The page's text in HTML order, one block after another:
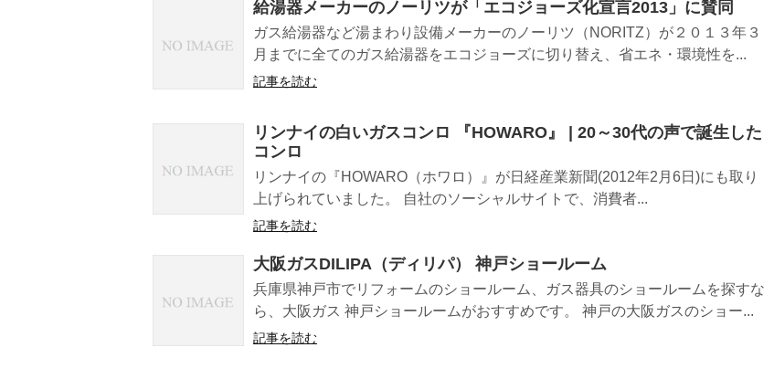
給湯器メーカーのノーリツが「エコジョーズ化宣言2013」に賛同
ガス給湯器など湯まわり設備メーカーのノーリツ（NORITZ）が２０１３年３
月までに全てのガス給湯器をエコジョーズに切り替え、省エネ・環境性を...
記事を読む
リンナイの白いガスコンロ 『HOWARO』 | 20～30代の声で誕生した
コンロ
リンナイの『HOWARO（ホワロ）』が日経産業新聞(2012年2月6日)にも取り
上げられていました。 自社のソーシャルサイトで、消費者...
記事を読む
大阪ガスDILIPA（ディリパ） 神戸ショールーム
兵庫県神戸市でリフォームのショールーム、ガス器具のショールームを探すな
ら、大阪ガス 神戸ショールームがおすすめです。 神戸の大阪ガスのショー...
記事を読む